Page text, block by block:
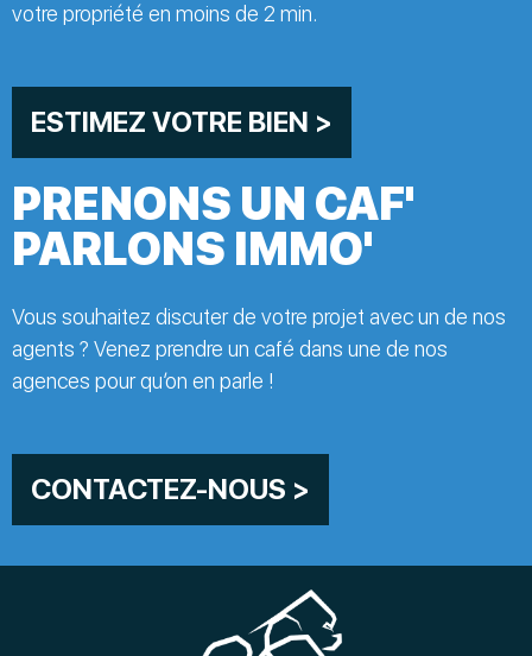
PRENONS UN CAF'
PARLONS IMMO'
Vous souhaitez discuter de votre projet avec un de nos
agents ? Venez prendre un café dans une de nos
agences pour qu’on en parle !
CONTACTEZ-NOUS >
votre propriété en moins de 2 min.
ESTIMEZ VOTRE BIEN >